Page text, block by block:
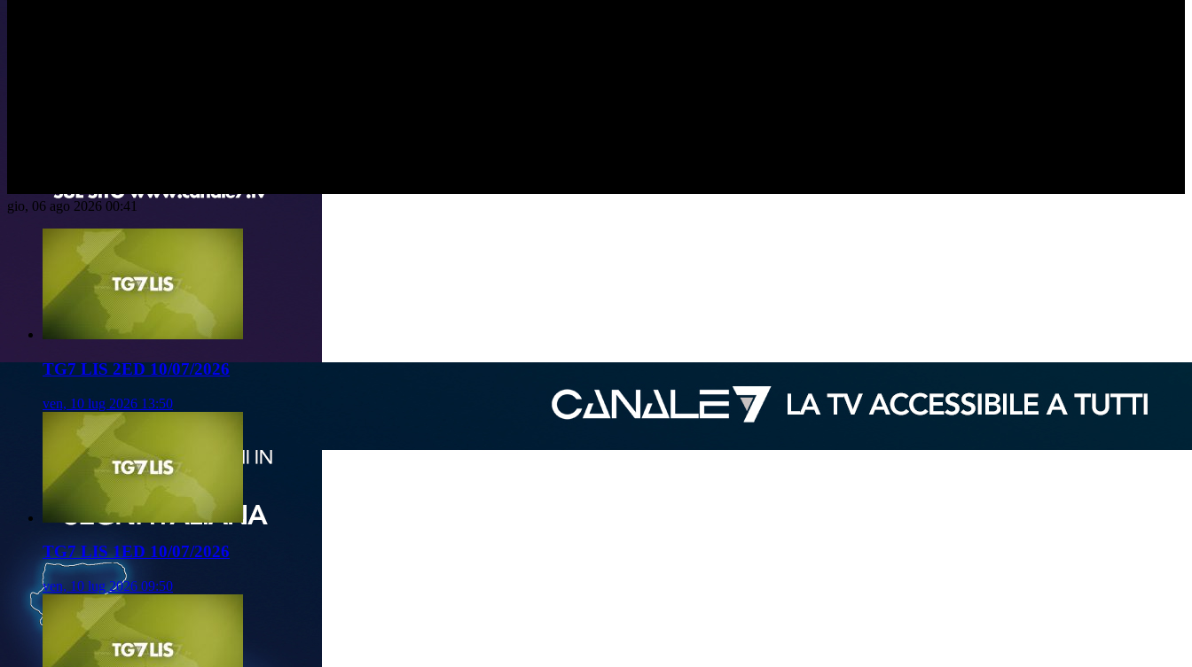
gio, 06 ago 2026 00:41
TG7 LIS 2ED 10/07/2026
ven, 10 lug 2026 13:50
TG7 LIS 1ED 10/07/2026
ven, 10 lug 2026 09:50